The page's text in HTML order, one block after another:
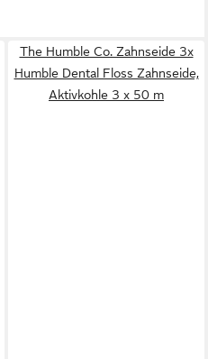
The Humble Co. Zahnseide 3x
Humble Dental Floss Zahnseide,
Aktivkohle 3 x 50 m